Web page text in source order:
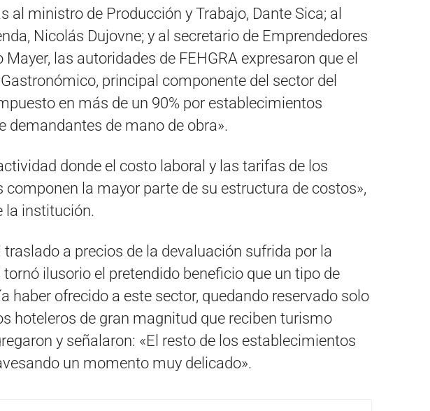
al ministro de Producción y Trabajo, Dante Sica; al
Nicolás Dujovne; y al secretario de Emprendedores
las autoridades de FEHGRA expresaron que el
principal componente del sector del
en más de un 90% por establecimientos
demandantes de mano de obra».
donde el costo laboral y las tarifas de los
componen la mayor parte de su estructura de costos»,
la institución.
traslado a precios de la devaluación sufrida por la
ilusorio el pretendido beneficio que un tipo de
haber ofrecido a este sector, quedando reservado solo
hoteleros de gran magnitud que reciben turismo
y señalaron: «El resto de los establecimientos
un momento muy delicado».